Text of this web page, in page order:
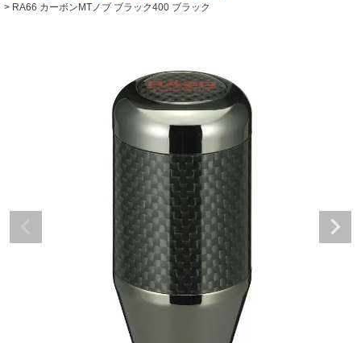
RA66 カーボンMTノブ ブラック400 ブラック